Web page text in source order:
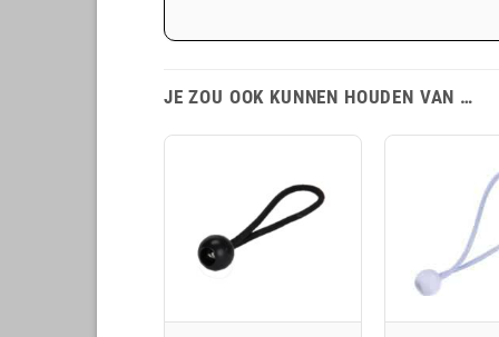
JE ZOU OOK KUNNEN HOUDEN VAN …